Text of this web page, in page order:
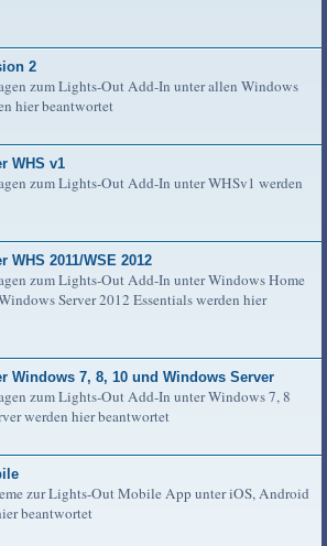
2
zum Lights-Out Add-In unter allen Windows
hier beantwortet
WHS v1
zum Lights-Out Add-In unter WHSv1 werden
WHS 2011/WSE 2012
zum Lights-Out Add-In unter Windows Home
Server 2012 Essentials werden hier
Windows 7, 8, 10 und Windows Server
zum Lights-Out Add-In unter Windows 7, 8
werden hier beantwortet
zur Lights-Out Mobile App unter iOS, Android
beantwortet